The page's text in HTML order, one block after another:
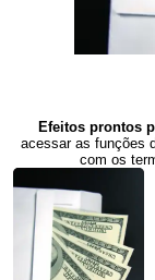
Efeitos prontos
acessar as funções
com os